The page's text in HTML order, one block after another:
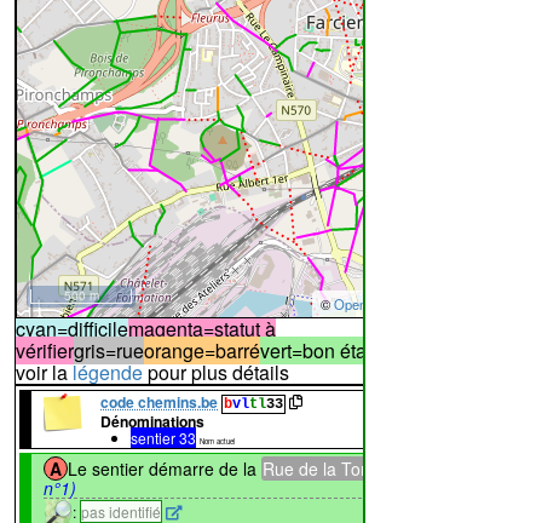
©OpenStreetMap
500 m
cyan=difficilemagenta=statut à
vérifiergris=rueorange=barrévert=bon état
voir lalégendepour plus détails
code chemins.be bvltl33
Dénominations
sentier 33 Nom actuel
A Le sentier démarre de la Rue de la Tombe
n°1)
: pas identifié